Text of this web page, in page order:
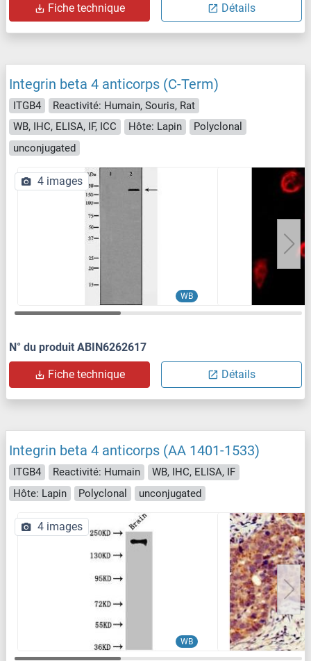
Fiche technique Détails
Integrin beta 4 anticorps (C-Term)
ITGB4
Reactivité: Humain, Souris, Rat
WB, IHC, ELISA, IF, ICC
Hôte: Lapin
Polyclonal
unconjugated
WB
4 images
N° du produit ABIN6262617
Fiche technique Détails
Integrin beta 4 anticorps (AA 1401-1533)
ITGB4 Reactivité: Humain
WB, IHC, ELISA, IF
Hôte: Lapin
Polyclonal unconjugated
WB
4 images